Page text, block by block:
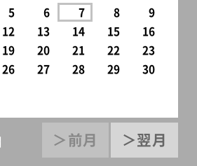
5 6 7 8
9
12 13 14 15
16
19 20 21 22
23
26 27 28 29
30
＞前月 ＞翌月